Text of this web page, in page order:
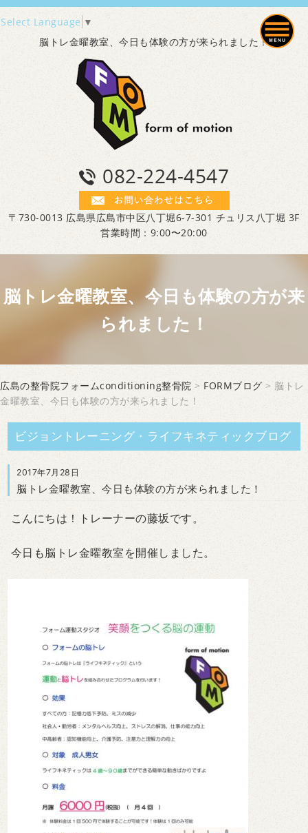
Select Language ▼
脳トレ金曜教室、今日も体験の方が来られました！
082-224-4547
〒730-0013 広島県広島市中区八丁堀6-7-301 チュリス八丁堀 3F
営業時間：9:00〜20:00
脳トレ金曜教室、今日も体験の方が来
られました！
広島の整骨院フォームconditioning整骨院 > FORMブログ > 脳トレ
金曜教室、今日も体験の方が来られました！
ビジョントレーニング・ライフキネティックブログ
2017年7月28日
脳トレ金曜教室、今日も体験の方が来られました！
こんにちは！トレーナーの藤坂です。
今日も脳トレ金曜教室を開催しました。